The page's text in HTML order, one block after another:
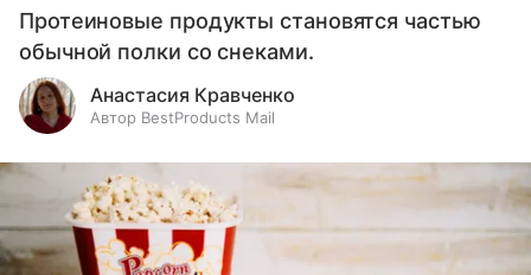
Протеиновые продукты становятся частью
обычной полки со снеками.
Анастасия Кравченко
Автор BestProducts Mail